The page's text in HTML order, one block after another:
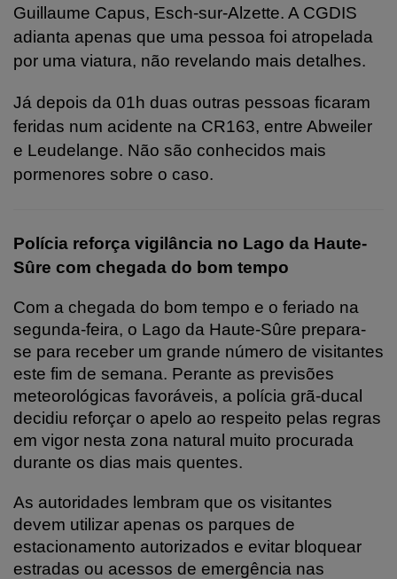
Guillaume Capus, Esch-sur-Alzette. A CGDIS
adianta apenas que uma pessoa foi atropelada
por uma viatura, não revelando mais detalhes.
Já depois da 01h duas outras pessoas ficaram
feridas num acidente na CR163, entre Abweiler
e Leudelange. Não são conhecidos mais
pormenores sobre o caso.
Polícia reforça vigilância no Lago da Haute-
Sûre com chegada do bom tempo
Com a chegada do bom tempo e o feriado na
segunda-feira, o Lago da Haute-Sûre prepara-
se para receber um grande número de visitantes
este fim de semana. Perante as previsões
meteorológicas favoráveis, a polícia grã-ducal
decidiu reforçar o apelo ao respeito pelas regras
em vigor nesta zona natural muito procurada
durante os dias mais quentes.
As autoridades lembram que os visitantes
devem utilizar apenas os parques de
estacionamento autorizados e evitar bloquear
estradas ou acessos de emergência nas